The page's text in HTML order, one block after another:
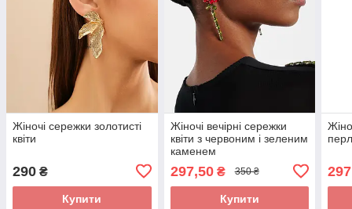
Жіночі сережки золотисті
квіти
290 ₴
Купити
Жіночі вечірні сережки
квіти з червоним і зеленим
каменем
297,50₴ 350 ₴
Купити